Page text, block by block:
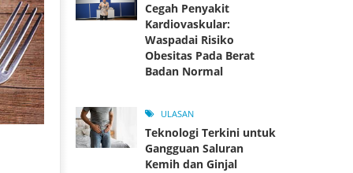
Cegah Penyakit
Kardiovaskular:
Waspadai Risiko
Obesitas Pada Berat
Badan Normal
ULASAN
Teknologi Terkini untuk
Gangguan Saluran
Kemih dan Ginjal